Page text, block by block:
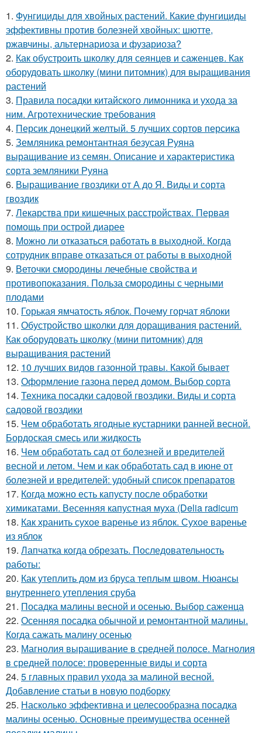
1. Фунгициды для хвойных растений. Какие фунгициды
эффективны против болезней хвойных: шютте,
ржавчины, альтернариоза и фузариоза?
2. Как обустроить школку для сеянцев и саженцев. Как
оборудовать школку (мини питомник) для выращивания
растений
3. Правила посадки китайского лимонника и ухода за
ним. Агротехнические требования
4. Персик донецкий желтый. 5 лучших сортов персика
5. Земляника ремонтантная безусая Руяна
выращивание из семян. Описание и характеристика
сорта земляники Руяна
6. Выращивание гвоздики от А до Я. Виды и сорта
гвоздик
7. Лекарства при кишечных расстройствах. Первая
помощь при острой диарее
8. Можно ли отказаться работать в выходной. Когда
сотрудник вправе отказаться от работы в выходной
9. Веточки смородины лечебные свойства и
противопоказания. Польза смородины с черными
плодами
10. Горькая ямчатость яблок. Почему горчат яблоки
11. Обустройство школки для доращивания растений.
Как оборудовать школку (мини питомник) для
выращивания растений
12. 10 лучших видов газонной травы. Какой бывает
13. Оформление газона перед домом. Выбор сорта
14. Техника посадки садовой гвоздики. Виды и сорта
садовой гвоздики
15. Чем обработать ягодные кустарники ранней весной.
Бордоская смесь или жидкость
16. Чем обработать сад от болезней и вредителей
весной и летом. Чем и как обработать сад в июне от
болезней и вредителей: удобный список препаратов
17. Когда можно есть капусту после обработки
химикатами. Весенняя капустная муха (Delia radicum
18. Как хранить сухое варенье из яблок. Сухое варенье
из яблок
19. Лапчатка когда обрезать. Последовательность
работы:
20. Как утеплить дом из бруса теплым швом. Нюансы
внутреннего утепления сруба
21. Посадка малины весной и осенью. Выбор саженца
22. Осенняя посадка обычной и ремонтантной малины.
Когда сажать малину осенью
23. Магнолия выращивание в средней полосе. Магнолия
в средней полосе: проверенные виды и сорта
24. 5 главных правил ухода за малиной весной.
Добавление статьи в новую подборку
25. Насколько эффективна и целесообразна посадка
малины осенью. Основные преимущества осенней